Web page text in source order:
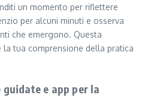
un momento per riflettere
per alcuni minuti e osserva
che emergono. Questa
tua comprensione della pratica
e app per la